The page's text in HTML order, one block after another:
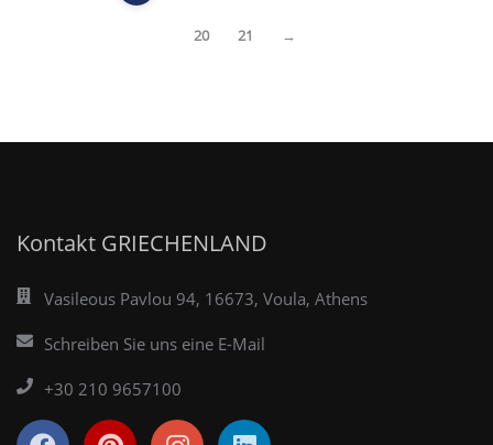
20 21 →
Kontakt GRIECHENLAND
Vasileous Pavlou 94, 16673, Voula, Athens
Schreiben Sie uns eine E-Mail
+30 210 9657100